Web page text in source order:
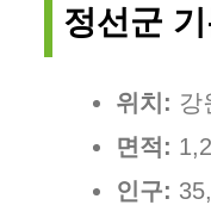
정선군
위치: 강
면적:
인구: